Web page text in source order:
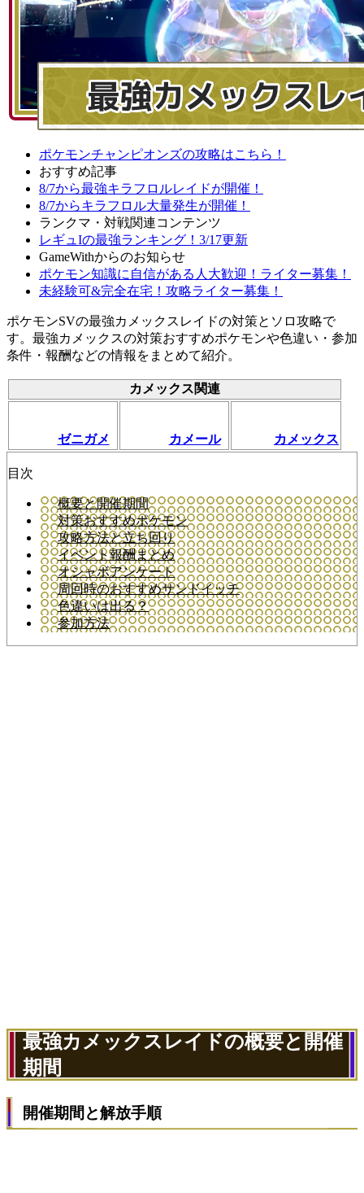
ポケモンチャンピオンズの攻略はこちら！
おすすめ記事
8/7から最強キラフロルレイドが開催！
8/7からキラフロル大量発生が開催！
ランクマ・対戦関連コンテンツ
レギュIの最強ランキング！3/17更新
GameWithからのお知らせ
ポケモン知識に自信がある人大歓迎！ライター募集！
未経験可&完全在宅！攻略ライター募集！
ポケモンSVの最強カメックスレイドの対策とソロ攻略で
す。最強カメックスの対策おすすめポケモンや色違い・参加
条件・報酬などの情報をまとめて紹介。
カメックス関連
ゼニガメ カメール カメックス
目次
概要と開催期間
対策おすすめポケモン
攻略方法と立ち回り
イベント報酬まとめ
オシャボアンケート
周回時のおすすめサンドイッチ
色違いは出る？
参加方法
最強カメックスレイドの概要と開催
期間
開催期間と解放手順